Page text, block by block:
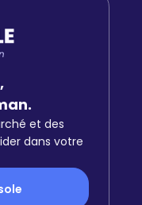
et des
dans votre